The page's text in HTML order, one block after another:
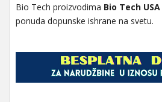
Bio Tech proizvodima Bio Tech USA
ponuda dopunske ishrane na svetu.